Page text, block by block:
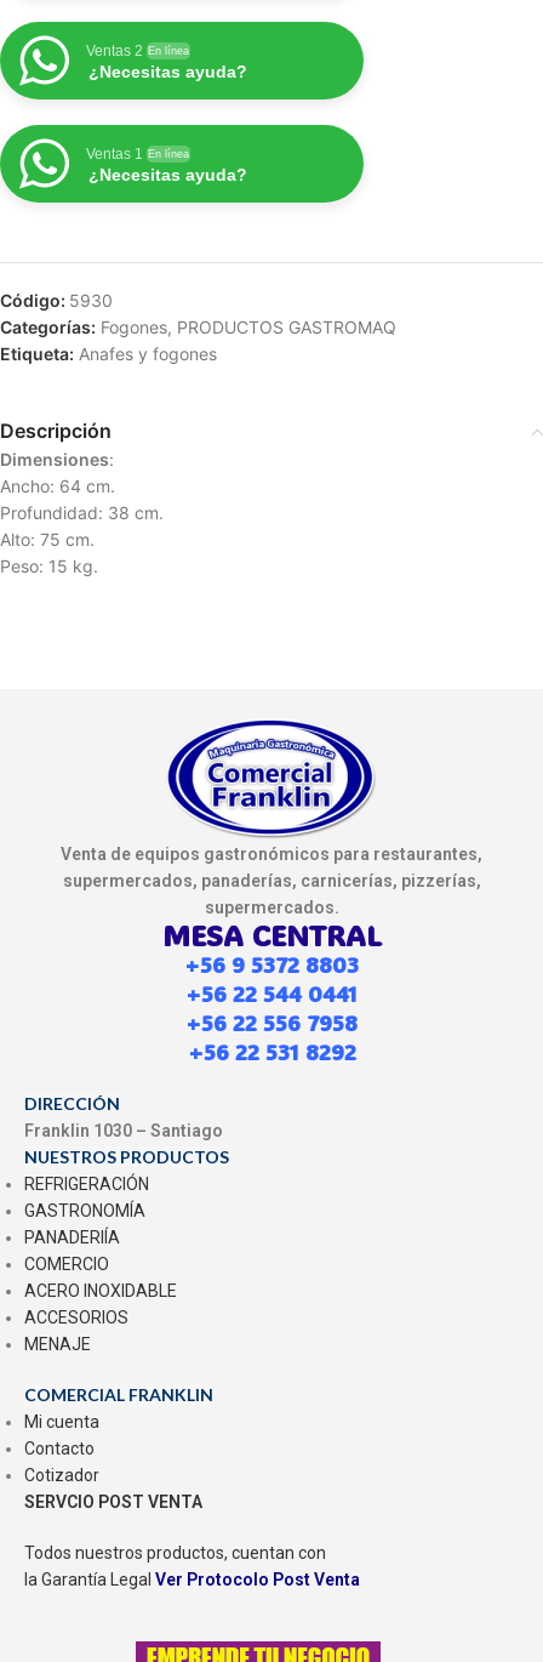
Ventas 2 En línea
¿Necesitas ayuda?
Ventas 1 En línea
¿Necesitas ayuda?
Código: 5930
Categorías: Fogones, PRODUCTOS GASTROMAQ
Etiqueta: Anafes y fogones
Descripción
Dimensiones:
Ancho: 64 cm.
Profundidad: 38 cm.
Alto: 75 cm.
Peso: 15 kg.
Venta de equipos gastronómicos para restaurantes,
supermercados, panaderías, carnicerías, pizzerías,
supermercados.
MESA CENTRAL
+56 9 5372 8803
+56 22 544 0441
+56 22 556 7958
+56 22 531 8292
DIRECCIÓN
Franklin 1030 – Santiago
NUESTROS PRODUCTOS
REFRIGERACIÓN
GASTRONOMÍA
PANADERIÍA
COMERCIO
ACERO INOXIDABLE
ACCESORIOS
MENAJE
COMERCIAL FRANKLIN
Mi cuenta
Contacto
Cotizador
SERVCIO POST VENTA
Todos nuestros productos, cuentan con
la Garantía Legal Ver Protocolo Post Venta